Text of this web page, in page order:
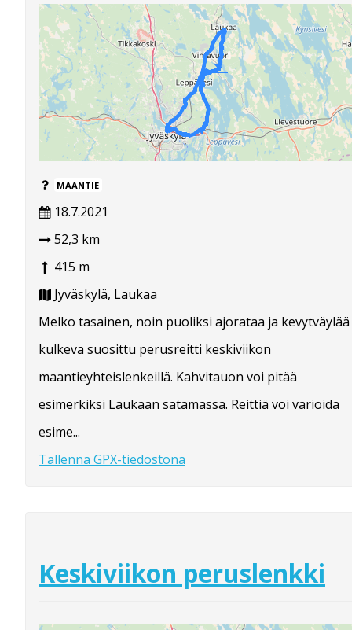
MAANTIE
18.7.2021
52,3 km
415 m
Jyväskylä, Laukaa
Melko tasainen, noin puoliksi ajorataa ja kevytväylää
kulkeva suosittu perusreitti keskiviikon
maantieyhteislenkeillä. Kahvitauon voi pitää
esimerkiksi Laukaan satamassa. Reittiä voi varioida
esime...
Tallenna GPX-tiedostona
Keskiviikon peruslenkki